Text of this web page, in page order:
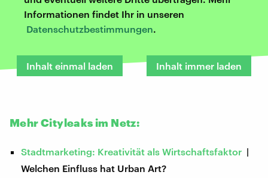
Informationen findet Ihr in unseren
Datenschutzbestimmungen.
Inhalt einmal laden Inhalt immer laden
Mehr Cityleaks im Netz:
Stadtmarketing: Kreativität als Wirtschaftsfaktor |
Welchen Einfluss hat Urban Art?